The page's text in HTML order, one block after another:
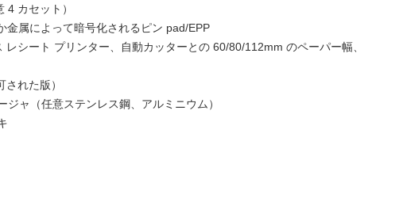
4 カセット）
金属によって暗号化されるピン pad/EPP
レシート プリンター、自動カッターとの 60/80/112mm のペーパー幅、
れた版）
ャ（任意ステンレス鋼、アルミニウム）